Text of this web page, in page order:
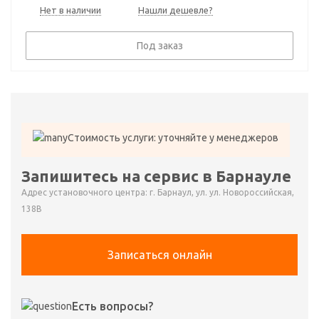
Нет в наличии Нашли дешевле?
Под заказ
Стоимость услуги: уточняйте у менеджеров
Запишитесь на сервис в Барнауле
Адрес установочного центра: г. Барнаул, ул. ул. Новороссийская,
138В
Записаться онлайн
Есть вопросы?